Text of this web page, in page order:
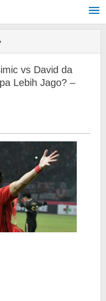
to
Head
Marko
da
Silva
BRI
Liga
1,
Siapa
Lebih
vs David da
Lebih Jago? –